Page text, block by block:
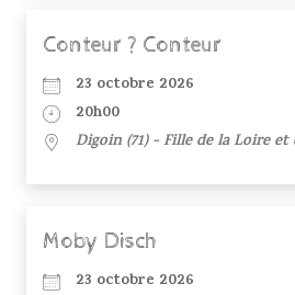
Conteur ? Conteur
23 octobre 2026
20h00
Digoin (71) - Fille de la Loire et
Moby Disch
23 octobre 2026